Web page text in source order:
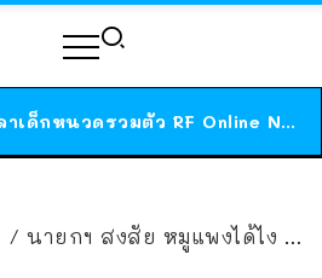
ร้านอาหารในนิวยอร์กประกาศปิดตัวลง หลังอยู่มานานกว่า 45 ปี ติดป้ายขอบคุณลูกค้าทุกคน แถมสูตรทำไวท์ซอสให้แบบจัดเต็ม
/ นายกฯ สงสัย หมูแพงได้ไง ตายแค่ 20% แนะให้สร้างหมูขึ้นมาใหม่